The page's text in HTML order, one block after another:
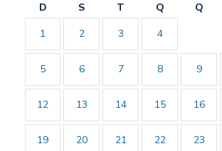
D S T Q Q
1
2 3 4
5 6 7 8 9
12 13 14 15 16
19 20 21 22 23